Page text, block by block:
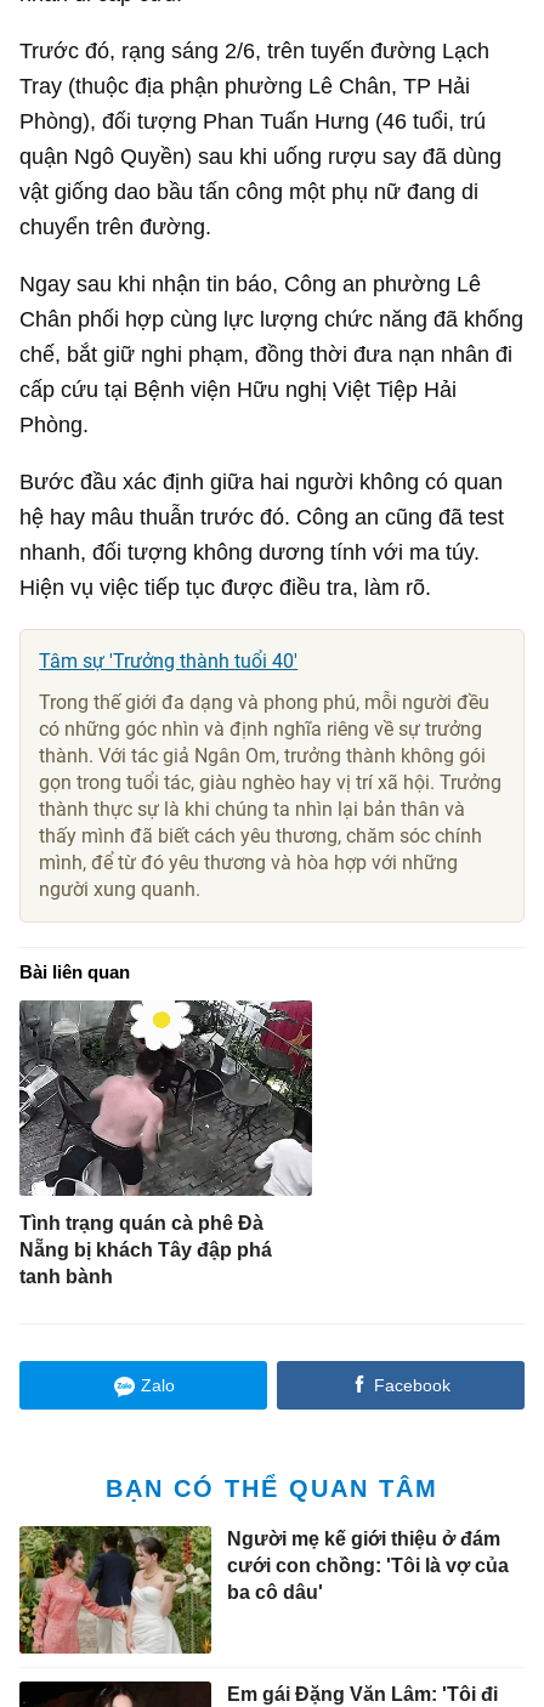
Trước đó, rạng sáng 2/6, trên tuyến đường Lạch
Tray (thuộc địa phận phường Lê Chân, TP Hải
Phòng), đối tượng Phan Tuấn Hưng (46 tuổi, trú
quận Ngô Quyền) sau khi uống rượu say đã dùng
vật giống dao bầu tấn công một phụ nữ đang di
chuyển trên đường.
Ngay sau khi nhận tin báo, Công an phường Lê
Chân phối hợp cùng lực lượng chức năng đã khống
chế, bắt giữ nghi phạm, đồng thời đưa nạn nhân đi
cấp cứu tại Bệnh viện Hữu nghị Việt Tiệp Hải
Phòng.
Bước đầu xác định giữa hai người không có quan
hệ hay mâu thuẫn trước đó. Công an cũng đã test
nhanh, đối tượng không dương tính với ma túy.
Hiện vụ việc tiếp tục được điều tra, làm rõ.
Tâm sự 'Trưởng thành tuổi 40'
Trong thế giới đa dạng và phong phú, mỗi người đều
có những góc nhìn và định nghĩa riêng về sự trưởng
thành. Với tác giả Ngân Om, trưởng thành không gói
gọn trong tuổi tác, giàu nghèo hay vị trí xã hội. Trưởng
thành thực sự là khi chúng ta nhìn lại bản thân và
thấy mình đã biết cách yêu thương, chăm sóc chính
mình, để từ đó yêu thương và hòa hợp với những
người xung quanh.
Bài liên quan
Tình trạng quán cà phê Đà
Nẵng bị khách Tây đập phá
tanh bành
Zalo Facebook
BẠN CÓ THỂ QUAN TÂM
Người mẹ kế giới thiệu ở đám
cưới con chồng: 'Tôi là vợ của
ba cô dâu'
Em gái Đặng Văn Lâm: 'Tôi đi